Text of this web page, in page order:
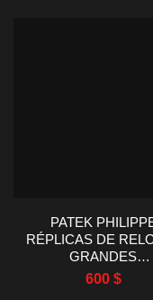
PATEK
RÉPLICAS DE
GRANDES
5140P CORREA
600 $